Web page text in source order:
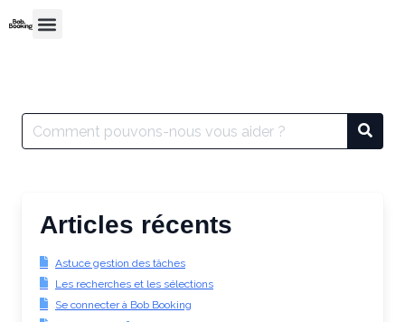
Articles récents
Astuce gestion des tâches
Les recherches et les sélections
Se connecter à Bob Booking